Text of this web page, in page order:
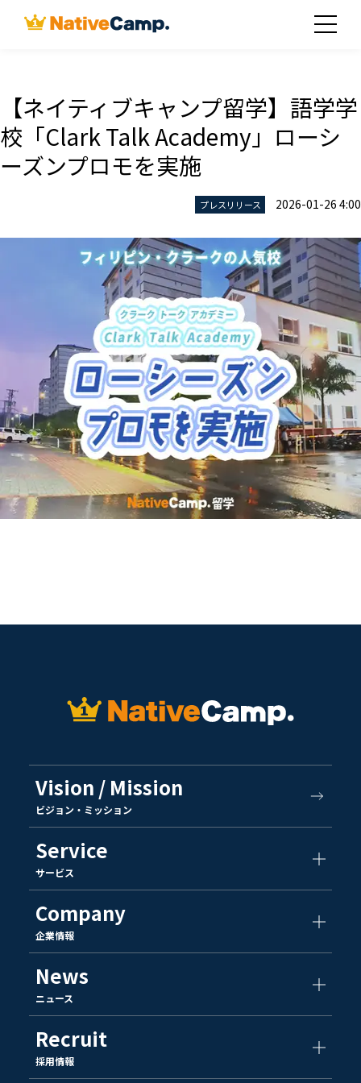
【ネイティブキャンプ留学】語学学
校「Clark Talk Academy」ローシ
ーズンプロモを実施
プレスリリース 2026-01-26 4:00
Vision / Mission
ビジョン・ミッション
Service
サービス
Company
企業情報
News
ニュース
Recruit
採用情報